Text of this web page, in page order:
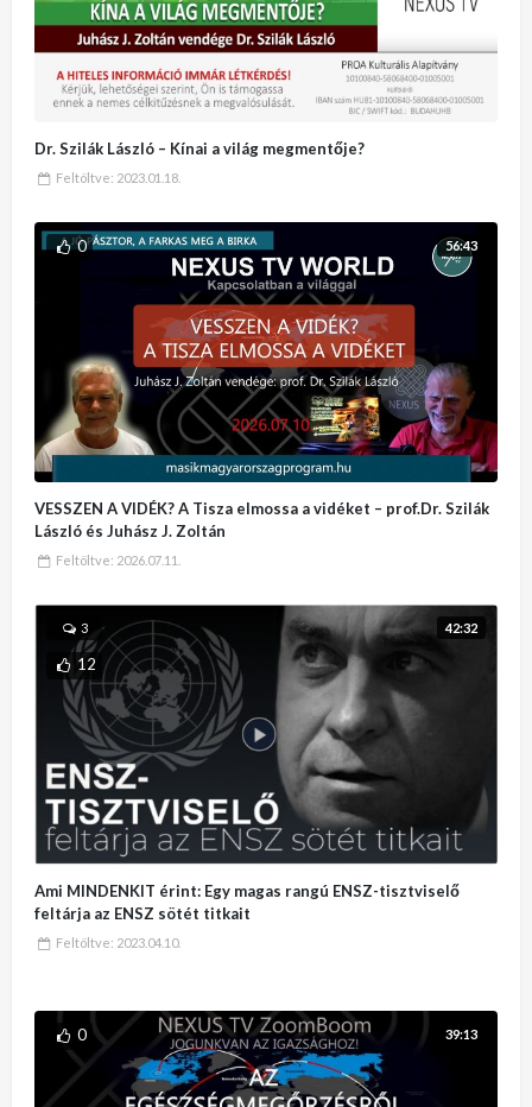
Dr. Szilák László – Kínai a világ megmentője?
Feltöltve: 2023.01.18.
56:43
0
VESSZEN A VIDÉK? A Tisza elmossa a vidéket – prof.Dr. Szilák
László és Juhász J. Zoltán
Feltöltve: 2026.07.11.
42:32
3
12
Ami MINDENKIT érint: Egy magas rangú ENSZ-tisztviselő
feltárja az ENSZ sötét titkait
Feltöltve: 2023.04.10.
39:13
0